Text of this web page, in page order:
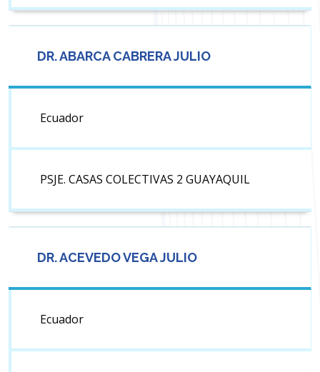
DR. ABARCA CABRERA JULIO
Ecuador
PSJE. CASAS COLECTIVAS 2 GUAYAQUIL
DR. ACEVEDO VEGA JULIO
Ecuador